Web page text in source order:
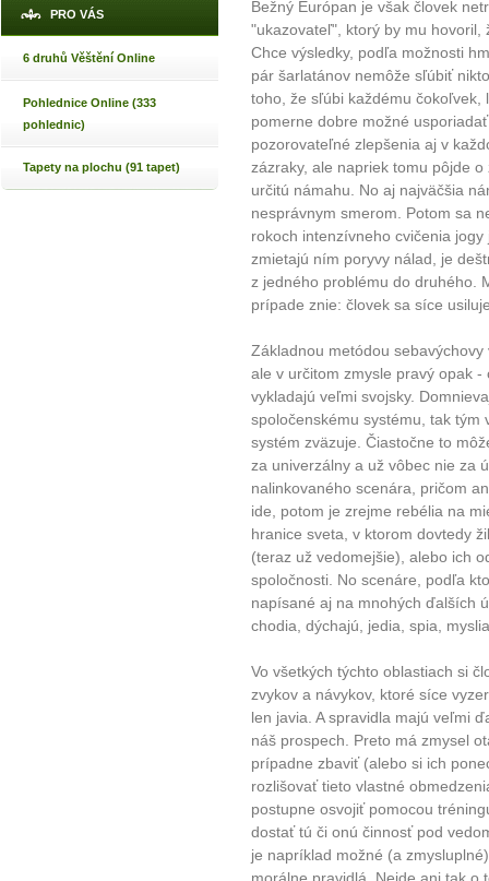
PRO VÁS
6 druhů Věštění Online
Pohlednice Online (333
pohlednic)
Tapety na plochu (91 tapet)
Bežný Európan je však človek
"ukazovateľ", ktorý by mu hovoril,
Chce výsledky, podľa možnosti
pár šarlatánov nemôže sľúbiť
toho, že sľúbi každému čokoľvek,
pomerne dobre možné
pozorovateľné zlepšenia aj v
zázraky, ale napriek tomu pôjde
určitú námahu. No aj najväčšia
nesprávnym smerom. Potom sa
rokoch intenzívneho cvičenia
zmietajú ním poryvy nálad, je
z jedného problému do druhého.
prípade znie: človek sa síce
Základnou metódou
ale v určitom zmysle pravý opak
vykladajú veľmi svojsky.
spoločenskému systému, tak tým
systém zväzuje. Čiastočne to
za univerzálny a už vôbec nie za
nalinkovaného scenára, pričom
ide, potom je zrejme rebélia na
hranice sveta, v ktorom dovtedy
(teraz už vedomejšie), alebo ich
spoločnosti. No scenáre, podľa
napísané aj na mnohých ďalších
chodia, dýchajú, jedia, spia,
Vo všetkých týchto oblastiach si
zvykov a návykov, ktoré síce
len javia. A spravidla majú veľmi
náš prospech. Preto má zmysel
prípadne zbaviť (alebo si ich
rozlišovať tieto vlastné
postupne osvojiť pomocou
dostať tú či onú činnosť pod
je napríklad možné (a